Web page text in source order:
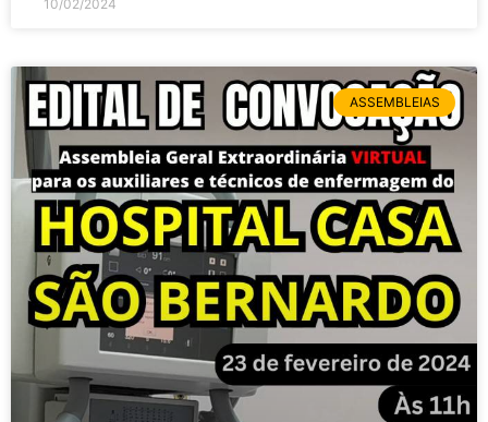
10/02/2024
ASSEMBLEIAS